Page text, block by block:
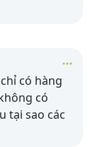
có hàng
có
tại sao các